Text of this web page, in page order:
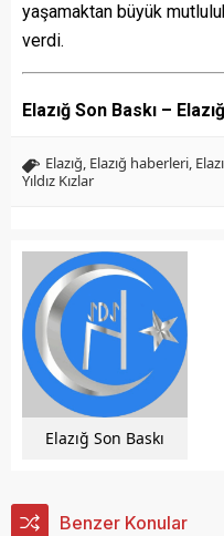
yaşamaktan büyük
verdi.
Elazığ Son Baskı –
Elazığ, Elazığ haberleri,
Yıldız Kızlar
Elazığ Son Baskı
Benzer Konular